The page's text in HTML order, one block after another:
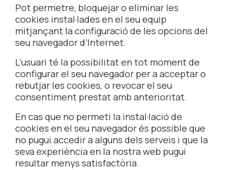
Pot permetre, bloquejar o eliminar les
cookies instal·lades en el seu equip
mitjançant la configuració de les opcions del
seu navegador d’Internet.
L’usuari té la possibilitat en tot moment de
configurar el seu navegador per a acceptar o
rebutjar les cookies, o revocar el seu
consentiment prestat amb anterioritat.
En cas que no permeti la instal·lació de
cookies en el seu navegador és possible que
no pugui accedir a alguns dels serveis i que la
seva experiència en la nostra web pugui
resultar menys satisfactòria.